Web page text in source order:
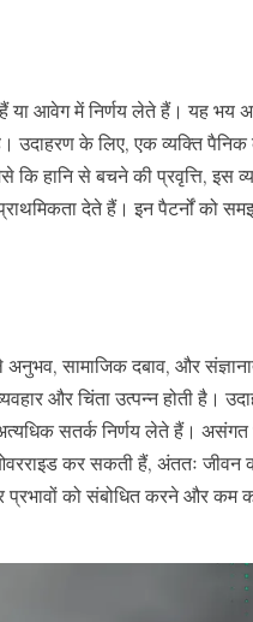
आवेग में निर्णय लेते हैं। यह भय
उदाहरण के लिए, एक व्यक्ति
हानि से बचने की प्रवृत्ति, इस
देते हैं। इन पैटर्नों को
सामाजिक दबाव, और
और चिंता उत्पन्न होती है।
अत्यधिक सतर्क निर्णय लेते हैं।
कर सकती हैं, अंततः जीवन
प्रभावों को संबोधित करने और कम